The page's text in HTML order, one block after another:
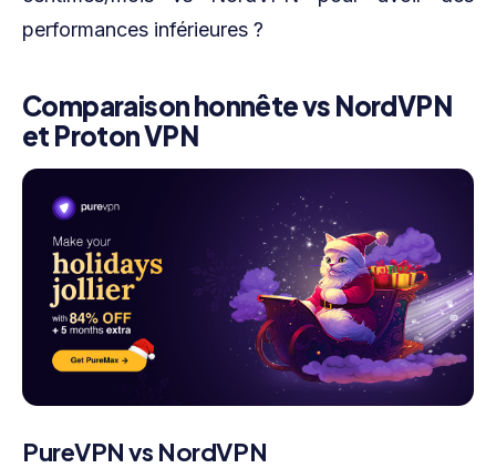
performances inférieures ?
Comparaison honnête vs NordVPN
et Proton VPN
PureVPN vs NordVPN